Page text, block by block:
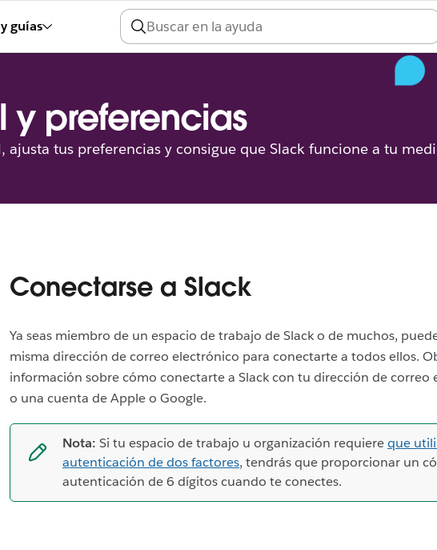
guías
y preferencias
tus preferencias y consigue que Slack funcione a tu
Conectarse a Slack
Ya seas miembro de un espacio de trabajo de Slack o de muchos,
misma dirección de correo electrónico para conectarte a todos ellos.
información sobre cómo conectarte a Slack con tu dirección de correo
o una cuenta de Apple o Google.
Nota: Si tu espacio de trabajo u organización requiereque
autenticación de dos factores, tendrás que proporcionar un
autenticación de 6 dígitos cuando te conectes.